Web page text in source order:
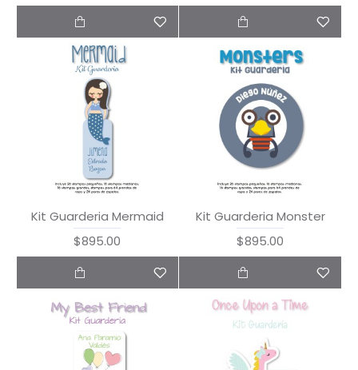
Kit Guarderia Mermaid
$895.00
Kit Guarderia Monster
$895.00